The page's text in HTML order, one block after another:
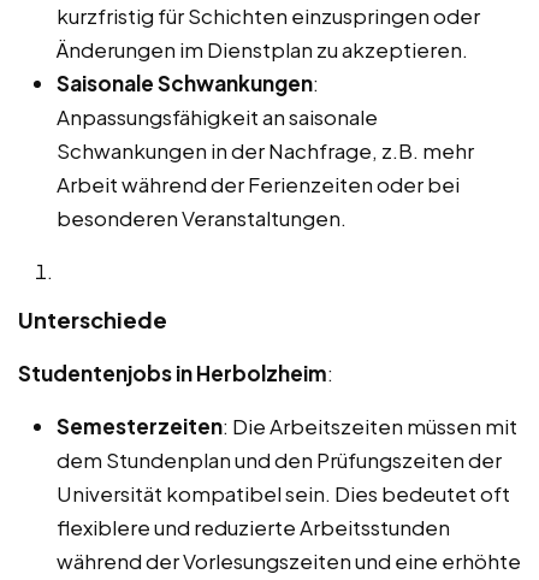
kurzfristig für Schichten einzuspringen oder
Änderungen im Dienstplan zu akzeptieren.
Saisonale Schwankungen:
Anpassungsfähigkeit an saisonale
Schwankungen in der Nachfrage, z.B. mehr
Arbeit während der Ferienzeiten oder bei
besonderen Veranstaltungen.
Unterschiede
Studentenjobs in Herbolzheim:
Semesterzeiten: Die Arbeitszeiten müssen mit
dem Stundenplan und den Prüfungszeiten der
Universität kompatibel sein. Dies bedeutet oft
flexiblere und reduzierte Arbeitsstunden
während der Vorlesungszeiten und eine erhöhte